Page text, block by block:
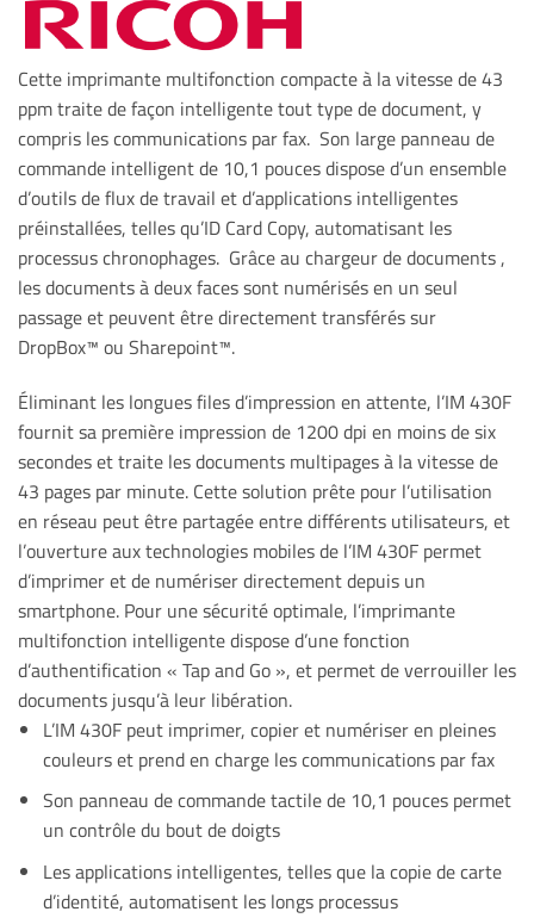
Cette imprimante multifonction compacte à la vitesse de 43
ppm traite de façon intelligente tout type de document, y
compris les communications par fax. Son large panneau de
commande intelligent de 10,1 pouces dispose d’un ensemble
d’outils de flux de travail et d’applications intelligentes
préinstallées, telles qu’ID Card Copy, automatisant les
processus chronophages. Grâce au chargeur de documents ,
les documents à deux faces sont numérisés en un seul
passage et peuvent être directement transférés sur
DropBox™ ou Sharepoint™.
Éliminant les longues files d’impression en attente, l’IM 430F
fournit sa première impression de 1200 dpi en moins de six
secondes et traite les documents multipages à la vitesse de
43 pages par minute. Cette solution prête pour l’utilisation
en réseau peut être partagée entre différents utilisateurs, et
l’ouverture aux technologies mobiles de l’IM 430F permet
d’imprimer et de numériser directement depuis un
smartphone. Pour une sécurité optimale, l’imprimante
multifonction intelligente dispose d’une fonction
d’authentification « Tap and Go », et permet de verrouiller les
documents jusqu’à leur libération.
L’IM 430F peut imprimer, copier et numériser en pleines
couleurs et prend en charge les communications par fax
Son panneau de commande tactile de 10,1 pouces permet
un contrôle du bout de doigts
Les applications intelligentes, telles que la copie de carte
d’identité, automatisent les longs processus